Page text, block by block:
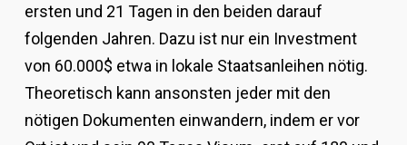
ersten und 21 Tagen in den beiden darauf
folgenden Jahren. Dazu ist nur ein Investment
von 60.000$ etwa in lokale Staatsanleihen nötig.
Theoretisch kann ansonsten jeder mit den
nötigen Dokumenten einwandern, indem er vor